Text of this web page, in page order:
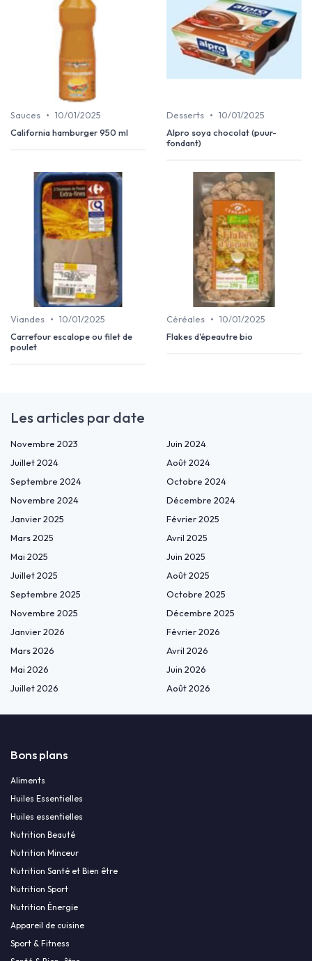
Sauces • 10/01/2025
California hamburger 950 ml
Desserts • 10/01/2025
Alpro soya chocolat (puur-
fondant)
Viandes • 10/01/2025
Carrefour escalope ou filet de
poulet
Céréales • 10/01/2025
Flakes d'épeautre bio
Les articles par date
Novembre 2023
Juin 2024
Juillet 2024
Août 2024
Septembre 2024
Octobre 2024
Novembre 2024
Décembre 2024
Janvier 2025
Février 2025
Mars 2025
Avril 2025
Mai 2025
Juin 2025
Juillet 2025
Août 2025
Septembre 2025
Octobre 2025
Novembre 2025
Décembre 2025
Janvier 2026
Février 2026
Mars 2026
Avril 2026
Mai 2026
Juin 2026
Juillet 2026
Août 2026
Bons plans
Aliments
Huiles Essentielles
Huiles essentielles
Nutrition Beauté
Nutrition Minceur
Nutrition Santé et Bien être
Nutrition Sport
Nutrition Énergie
Appareil de cuisine
Sport & Fitness